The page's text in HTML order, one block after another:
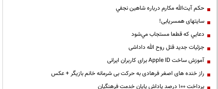
حكم آيت‌الله مكارم درباره شاهين نجفي
سایتهای همسریابی!
دعايي كه قطعا مستجاب مي‌شود
جزئیات جدید قتل روح الله داداشی
آموزش ساخت Apple ID برای کاربران ایرانی
راز خنده های اصغر فرهادی به حرکت بی شرمانه خانم بازیگر + عکس
پرداخت ۱۰۰ درصد پاداش پایان خدمت فرهنگیان